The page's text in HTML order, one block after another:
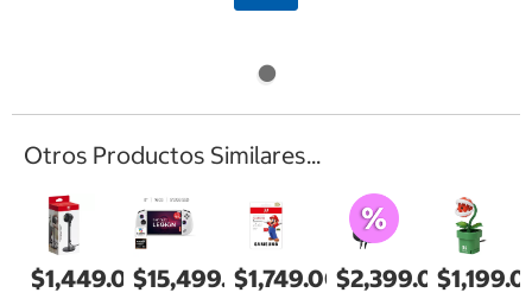
Otros Productos Similares...
$1,449.00$15,499.00$1,749.00$2,399.00